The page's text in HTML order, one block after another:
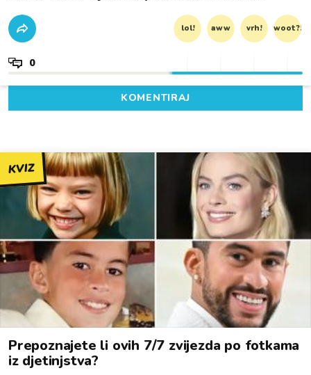
lol! aww vrh! woot?!
0
KOMENTIRAJ
KVIZ
Prepoznajete li ovih 7/7 zvijezda po fotkama
iz djetinjstva?